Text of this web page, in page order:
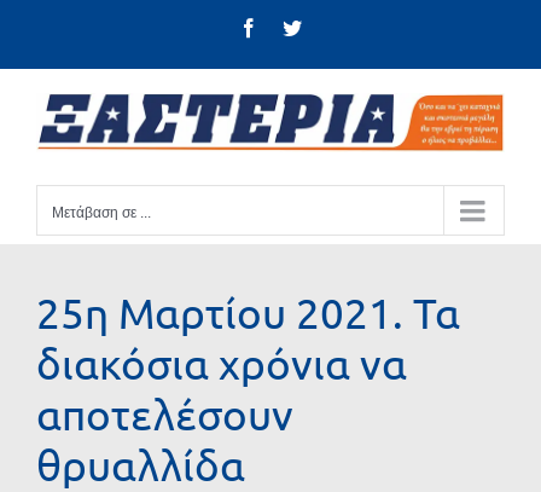
FacebookTwitter
Μετάβαση σε ...
25η Μαρτίου 2021. Τα
διακόσια χρόνια να
αποτελέσουν
θρυαλλίδα